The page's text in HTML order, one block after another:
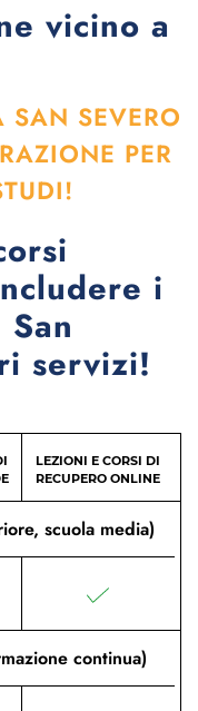
vicino a
SEVERO
PER
i
servizi!
LEZIONI E CORSI DI
RECUPERO ONLINE
scuola media)
continua)